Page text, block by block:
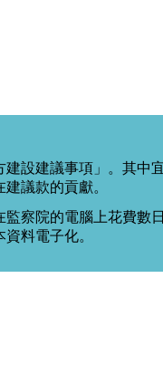
建設建議事項」。其
議款的貢獻。
察院的電腦上花費數
料電子化。